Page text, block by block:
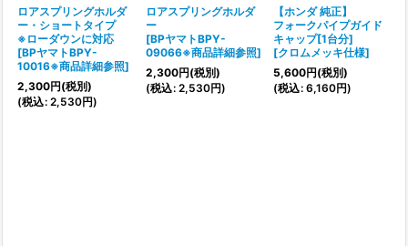
ロアスプリングホルダ
ー・ショートタイプ
※ローダウンに対応
[BPヤマトBPY-
10016※商品詳細参照]
2,300円(税別)
(税込: 2,530円)
ロアスプリングホルダ
ー
[BPヤマトBPY-
09066※商品詳細参照]
2,300円(税別)
(税込: 2,530円)
【ホンダ 純正】
フォークパイプガイド
キャップ[1台分]
[クロムメッキ仕様]
5,600円(税別)
(税込: 6,160円)